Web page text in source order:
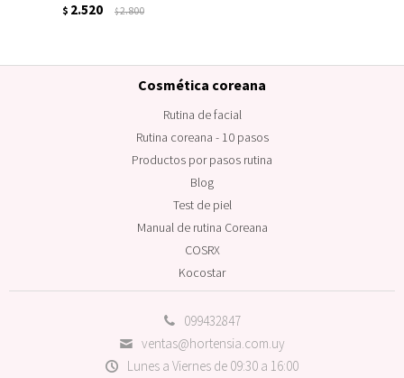
$ 2.520 $2.800
099432847
ventas@hortensia.com.uy
Lunes a Viernes de 09:30 a 16:00
Cosmética coreana
Rutina de facial
Rutina coreana - 10 pasos
Productos por pasos rutina
Blog
Test de piel
Manual de rutina Coreana
COSRX
Kocostar